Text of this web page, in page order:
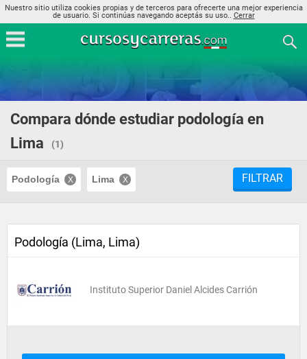
Nuestro sitio utiliza cookies propias y de terceros para ofrecerte una mejor experiencia
de usuario. Si continúas navegando aceptás su uso.. Cerrar
Compara dónde estudiar podología en
Lima
(1)
Podología Lima FILTRAR
Podología (Lima, Lima)
Instituto Superior Daniel Alcides Carrión